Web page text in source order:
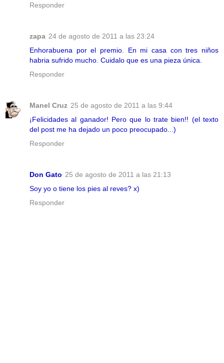
Responder
zapa 24 de agosto de 2011 a las 23:24
Enhorabuena por el premio. En mi casa con tres niños
habria sufrido mucho. Cuidalo que es una pieza única.
Responder
Manel Cruz 25 de agosto de 2011 a las 9:44
¡Felicidades al ganador! Pero que lo trate bien!! (el texto
del post me ha dejado un poco preocupado...)
Responder
Don Gato 25 de agosto de 2011 a las 21:13
Soy yo o tiene los pies al reves? x)
Responder